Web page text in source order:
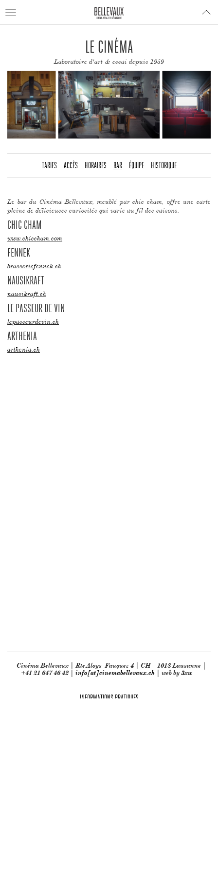
Toggle
LE CINÉMA
Laboratoire d'art & essai depuis 1959
TARIFS ACCÈS HORAIRES BAR ÉQUIPE HISTORIQUE
Le bar du Cinéma Bellevaux, meublé par chic cham, offre une carte
pleine de délicieuses curiosités qui varie au fil des saisons.
CHIC CHAM
www.chiccham.com
FENNEK
brasseriefennek.ch
NAUSIKRAFT
nausikraft.ch
LE PASSEUR DE VIN
lepasseurdevin.ch
ARTHENIA
arthenia.ch
Cinéma Bellevaux | Rte Aloys-Fauquez 4 | CH – 1018 Lausanne |
+41 21 647 46 42 | info[at]cinemabellevaux.ch | web by3xw
INFORMATIONS PRATIQUES